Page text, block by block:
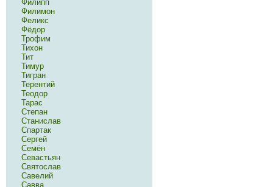
Филипп
Филимон
Феликс
Фёдор
Трофим
Тихон
Тит
Тимур
Тигран
Терентий
Теодор
Тарас
Степан
Станислав
Спартак
Сергей
Семён
Севастьян
Святослав
Савелий
Савва